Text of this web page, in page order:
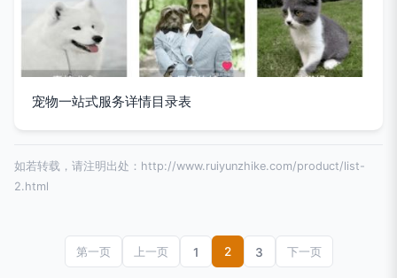
宠物一站式服务详情目录表
如若转载，请注明出处：http://www.ruiyunzhike.com/product/list-
2.html
第一页 上一页 1 2 3 下一页